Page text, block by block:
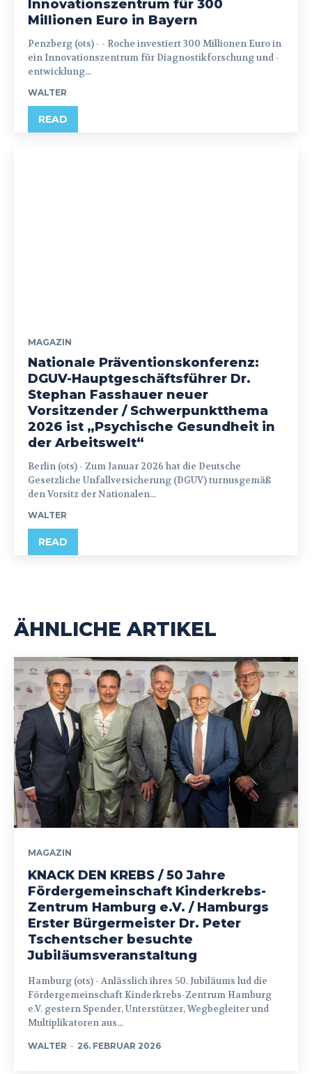
Innovationszentrum für 300
Millionen Euro in Bayern
Penzberg (ots) - - Roche investiert 300 Millionen Euro in
ein Innovationszentrum für Diagnostikforschung und -
entwicklung...
WALTER
READ
MAGAZIN
Nationale Präventionskonferenz:
DGUV-Hauptgeschäftsführer Dr.
Stephan Fasshauer neuer
Vorsitzender / Schwerpunktthema
2026 ist „Psychische Gesundheit in
der Arbeitswelt“
Berlin (ots) - Zum Januar 2026 hat die Deutsche
Gesetzliche Unfallversicherung (DGUV) turnusgemäß
den Vorsitz der Nationalen...
WALTER
READ
ÄHNLICHE ARTIKEL
MAGAZIN
KNACK DEN KREBS / 50 Jahre
Fördergemeinschaft Kinderkrebs-
Zentrum Hamburg e.V. / Hamburgs
Erster Bürgermeister Dr. Peter
Tschentscher besuchte
Jubiläumsveranstaltung
Hamburg (ots) - Anlässlich ihres 50. Jubiläums lud die
Fördergemeinschaft Kinderkrebs-Zentrum Hamburg
e.V. gestern Spender, Unterstützer, Wegbegleiter und
Multiplikatoren aus...
WALTER - 26. FEBRUAR 2026